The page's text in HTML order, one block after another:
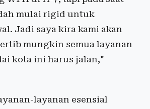
mulai rigid untuk
Jadi saya kira kami akan
mungkin semua layanan
kota ini harus jalan,"
layanan esensial